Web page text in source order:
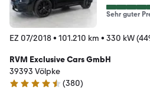
Sehr guter
EZ 07/2018• 101.210 km • 330 kW
RVM Exclusive Cars GmbH
39393 Völpke
4.7 Sterne
(380)